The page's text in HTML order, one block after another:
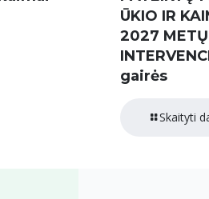
ŪKIO IR
2027
gairės
Skaityti